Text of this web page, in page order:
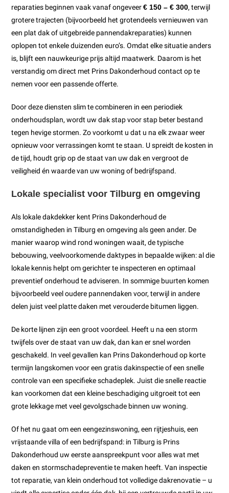
reparaties beginnen vaak vanaf ongeveer€ 150 – € 300, terwijl
grotere trajecten (bijvoorbeeld het grotendeels vernieuwen van
een plat dak of uitgebreide pannendakreparaties) kunnen
oplopen tot enkele duizenden euro’s. Omdat elke situatie anders
is, blijft een nauwkeurige prijs altijd maatwerk. Daarom is het
verstandig om direct met Prins Dakonderhoud contact op te
nemen voor een passende offerte.
Door deze diensten slim te combineren in een periodiek
onderhoudsplan, wordt uw dak stap voor stap beter bestand
tegen hevige stormen. Zo voorkomt u dat u na elk zwaar weer
opnieuw voor verrassingen komt te staan. U spreidt de kosten in
de tijd, houdt grip op de staat van uw dak en vergroot de
veiligheid én waarde van uw woning of bedrijfspand.
Lokale specialist voor Tilburg en omgeving
Als lokale dakdekker kent Prins Dakonderhoud de
omstandigheden in Tilburg en omgeving als geen ander. De
manier waarop wind rond woningen waait, de typische
bebouwing, veelvoorkomende daktypes in bepaalde wijken: al die
lokale kennis helpt om gerichter te inspecteren en optimaal
preventief onderhoud te adviseren. In sommige buurten komen
bijvoorbeeld veel oudere pannendaken voor, terwijl in andere
delen juist veel platte daken met verouderde bitumen liggen.
De korte lijnen zijn een groot voordeel. Heeft u na een storm
twijfels over de staat van uw dak, dan kan er snel worden
geschakeld. In veel gevallen kan Prins Dakonderhoud op korte
termijn langskomen voor een gratis dakinspectie of een snelle
controle van een specifieke schadeplek. Juist die snelle reactie
kan voorkomen dat een kleine beschadiging uitgroeit tot een
grote lekkage met veel gevolgschade binnen uw woning.
Of het nu gaat om een eengezinswoning, een rijtjeshuis, een
vrijstaande villa of een bedrijfspand: in Tilburg is Prins
Dakonderhoud uw eerste aanspreekpunt voor alles wat met
daken en stormschadepreventie te maken heeft. Van inspectie
tot reparatie, van klein onderhoud tot volledige dakrenovatie – u